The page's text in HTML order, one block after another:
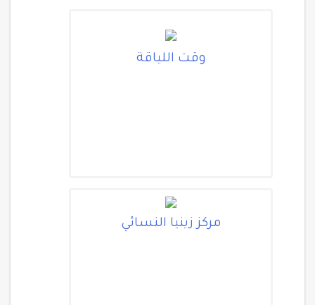
وقت اللياقة
مركز زينيا النسائي